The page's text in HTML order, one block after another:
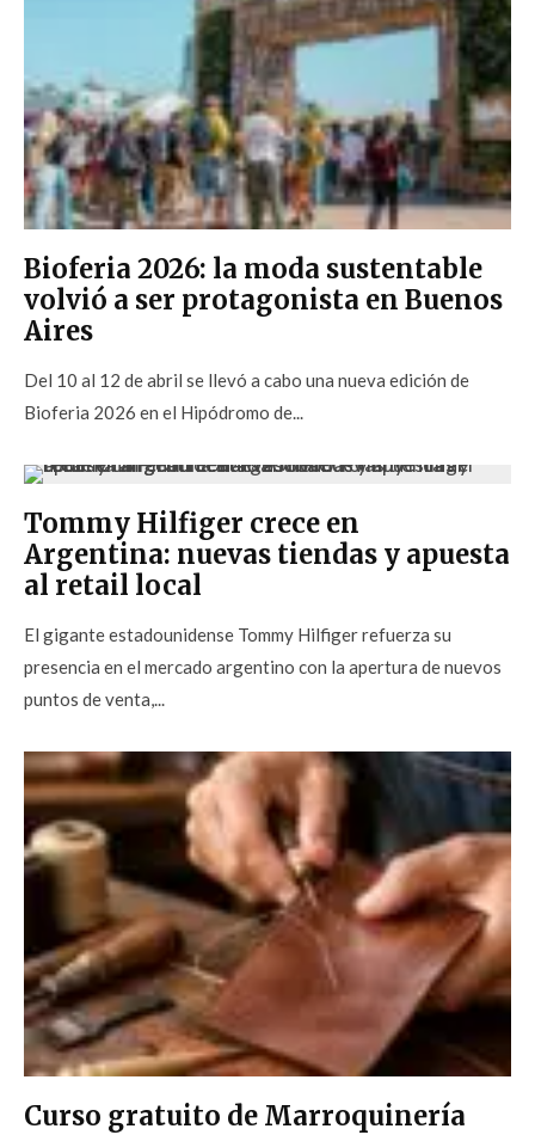
Bioferia 2026: la moda sustentable
volvió a ser protagonista en Buenos
Aires
Del 10 al 12 de abril se llevó a cabo una nueva edición de
Bioferia 2026 en el Hipódromo de...
Tommy Hilfiger crece en
Argentina: nuevas tiendas y apuesta
al retail local
El gigante estadounidense Tommy Hilfiger refuerza su
presencia en el mercado argentino con la apertura de nuevos
puntos de venta,...
Curso gratuito de Marroquinería